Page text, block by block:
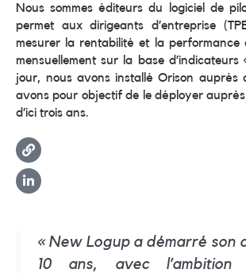
Nous sommes éditeurs du logiciel de
permet aux dirigeants d’entreprise
mesurer la rentabilité et la performance
mensuellement sur la base
jour, nous avons installé Orison auprès
avons pour objectif de le déployer
d’ici trois ans.
« New Logup a démarré son
10 ans, avec l’ambition